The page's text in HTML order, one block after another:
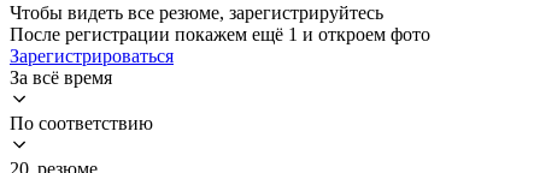
Чтобы видеть все резюме, зарегистрируйтесь
После регистрации покажем ещё 1 и откроем фото
Зарегистрироваться
За всё время
По соответствию
20 резюме